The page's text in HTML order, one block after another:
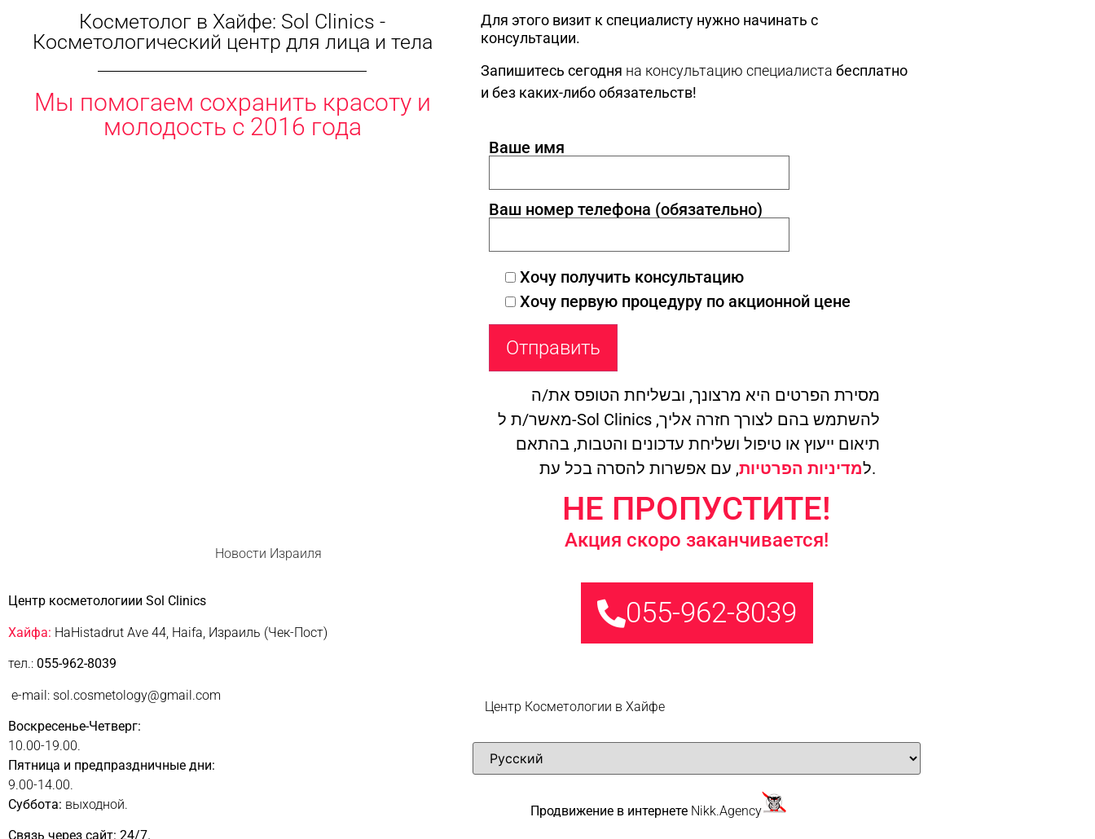
Косметолог в Хайфе: Sol Clinics -
Косметологический центр для лица и тела
Мы помогаем сохранить красоту и
молодость с 2016 года
Новости Израиля
Центр косметологиии Sol Clinics
Хайфа: HaHistadrut Ave 44, Haifa, Израиль (Чек-Пост)
тел.: 055-962-8039
e-mail: sol.cosmetology@gmail.com
Воскресенье-Четверг:
10.00-19.00.
Пятница и предпраздничные дни:
9.00-14.00.
Суббота: выходной.
Связь через сайт: 24/7.
Для этого визит к специалисту нужно начинать с
консультации.
Запишитесь сегодня на консультацию специалиста бесплатно
и без каких-либо обязательств!
Ваше имя
Ваш номер телефона (обязательно)
Хочу получить консультацию
Хочу первую процедуру по акционной цене
מסירת הפרטים היא מרצונך, ובשליחת הטופס את/ה
מאשר/ת ל-Sol Clinics להשתמש בהם לצורך חזרה אליך,
תיאום ייעוץ או טיפול ושליחת עדכונים והטבות, בהתאם
למדיניות הפרטיות , עם אפשרות להסרה בכל עת.
НЕ ПРОПУСТИТЕ!
Акция скоро заканчивается!
055-962-8039
Центр Косметологии в Хайфе
Продвижение в интернете Nikk.Agency